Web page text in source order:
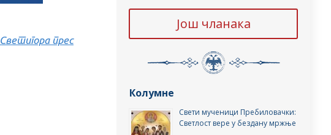
Светигора прес
Још чланака
Колумне
Свети мученици Пребиловачки:
Светлост вере у бездану мржње